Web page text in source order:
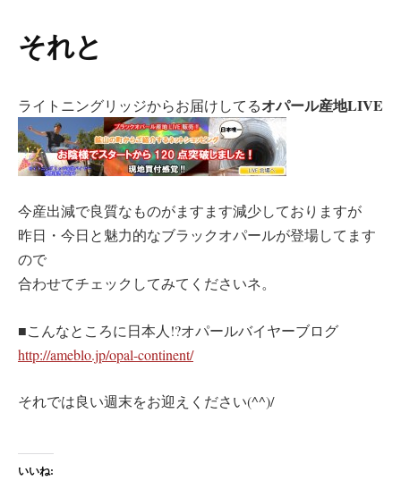
それと
ライトニングリッジからお届けしてるオパール産地LIVE
今産出減で良質なものがますます減少しておりますが
昨日・今日と魅力的なブラックオパールが登場してます
ので
合わせてチェックしてみてくださいネ。
■こんなところに日本人!?オパールバイヤーブログ
http://ameblo.jp/opal-continent/
それでは良い週末をお迎えください(^^)/
いいね: